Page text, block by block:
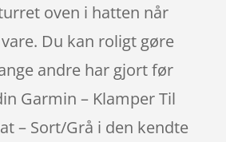
oven i hatten når
Du kan roligt gøre
andre har gjort før
Garmin – Klamper Til
– Sort/Grå i den kendte